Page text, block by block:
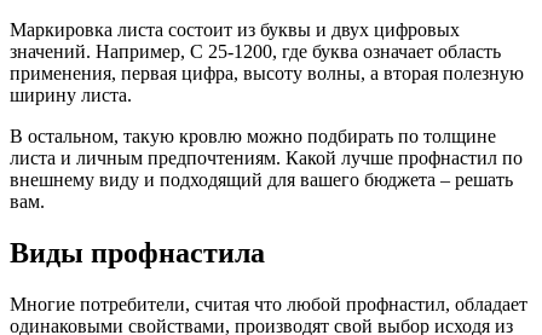
Маркировка листа состоит из буквы и двух цифровых
значений. Например, С 25-1200, где буква означает область
применения, первая цифра, высоту волны, а вторая полезную
ширину листа.
В остальном, такую кровлю можно подбирать по толщине
листа и личным предпочтениям. Какой лучше профнастил по
внешнему виду и подходящий для вашего бюджета – решать
вам.
Виды профнастила
Многие потребители, считая что любой профнастил, обладает
одинаковыми свойствами, производят свой выбор исходя из